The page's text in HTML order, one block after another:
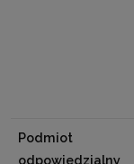
Podmiot
odpowiedzialny